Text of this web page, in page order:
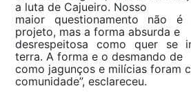
a luta de Cajueiro. Nosso
maior questionamento não
projeto, mas a forma absurda e
desrespeitosa como quer se
terra. A forma e o desmando de
como jagunços e milícias foram
comunidade”, esclareceu.